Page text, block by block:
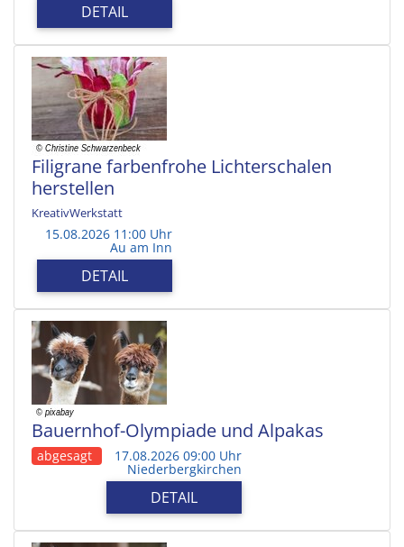
DETAIL
Filigrane farbenfrohe Lichterschalen
herstellen
KreativWerkstatt
15.08.2026 11:00 Uhr
Au am Inn
DETAIL
Bauernhof-Olympiade und Alpakas
abgesagt 17.08.2026 09:00 Uhr
Niederbergkirchen
DETAIL